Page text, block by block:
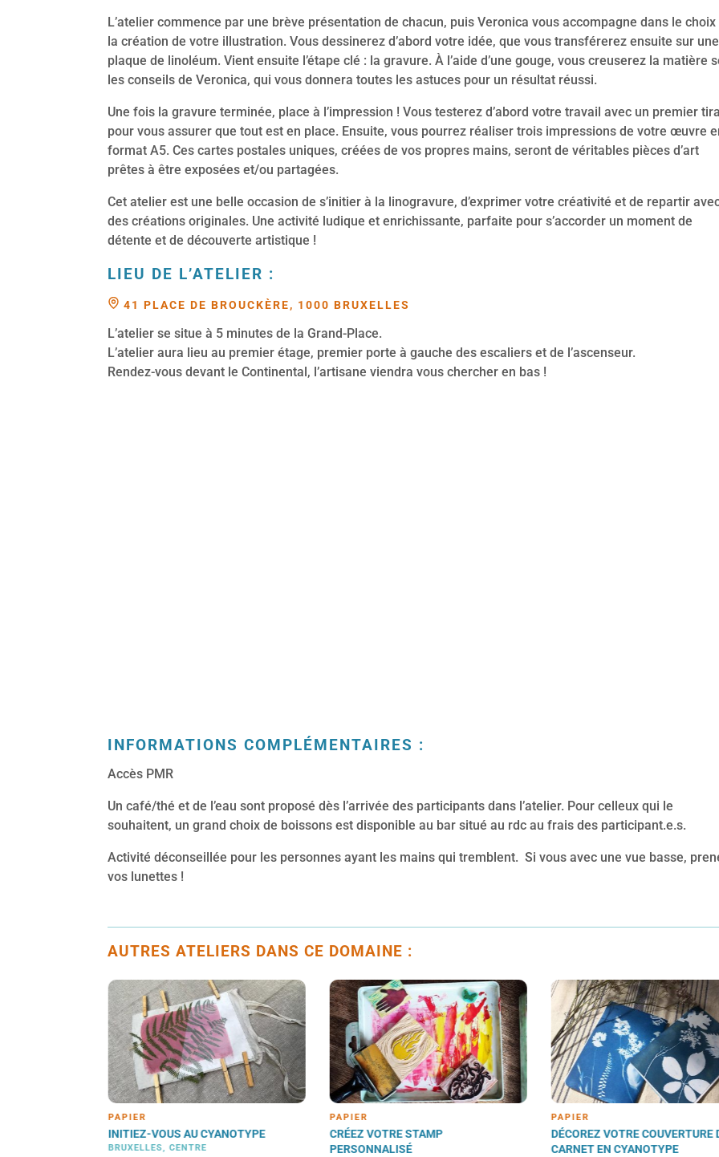
L’atelier commence par une brève présentation de chacun, puis Veronica vous accompagne dans le choix
la création de votre illustration. Vous dessinerez d’abord votre idée, que vous transférerez ensuite sur une
plaque de linoléum. Vient ensuite l’étape clé : la gravure. À l’aide d’une gouge, vous creuserez la matière
les conseils de Veronica, qui vous donnera toutes les astuces pour un résultat réussi.
Une fois la gravure terminée, place à l’impression ! Vous testerez d’abord votre travail avec un premier
pour vous assurer que tout est en place. Ensuite, vous pourrez réaliser trois impressions de votre œuvre
format A5. Ces cartes postales uniques, créées de vos propres mains, seront de véritables pièces d’art
prêtes à être exposées et/ou partagées.
Cet atelier est une belle occasion de s’initier à la linogravure, d’exprimer votre créativité et de repartir
des créations originales. Une activité ludique et enrichissante, parfaite pour s’accorder un moment de
détente et de découverte artistique !
LIEU DE L’ATELIER :
41 PLACE DE BROUCKÈRE, 1000 BRUXELLES
L’atelier se situe à 5 minutes de la Grand-Place.
L’atelier aura lieu au premier étage, premier porte à gauche des escaliers et de l’ascenseur.
Rendez-vous devant le Continental, l’artisane viendra vous chercher en bas !
INFORMATIONS COMPLÉMENTAIRES :
Accès PMR
Un café/thé et de l’eau sont proposé dès l’arrivée des participants dans l’atelier. Pour celleux qui le
souhaitent, un grand choix de boissons est disponible au bar situé au rdc au frais des participant.e.s.
Activité déconseillée pour les personnes ayant les mains qui tremblent. Si vous avec une vue basse,
vos lunettes !
AUTRES ATELIERS DANS CE DOMAINE :
PAPIER
CRÉEZ VOTRE STAMP
PERSONNALISÉ
PAPIER
DÉCOREZ VOTRE COUVERTURE DU
CARNET EN CYANOTYPE
PAPIER
CRÉEZ VOTRE CARNET
PERSONNALISÉ